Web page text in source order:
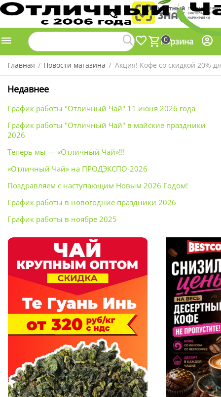
0
Корзина
Главная / Новости магазина / Акция! Кофе со скидкой 20%
Недавнее
График работы "Отличный Чай" 11 июня 2026 года
График работы "Отличный Чай" в майские праздники
2026
Теперь мы — «Отличный Чай»!!!
«Отличный Чай»‎​ на ПРОДЭКСПО-2026
Поздравляем с наступающим Новым 2026 Годом!
График работы в новогодние праздники 2026
График работы в ноябре 2025